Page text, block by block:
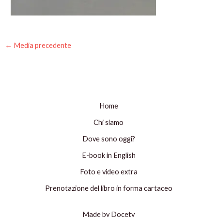
← Media precedente
Home
Chi siamo
Dove sono oggi?
E-book in English
Foto e video extra
Prenotazione del libro in forma cartaceo
Made by Docety